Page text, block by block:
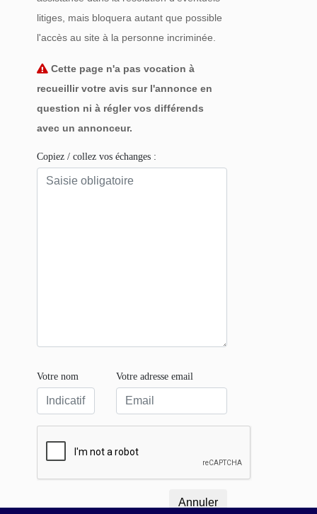
litiges, mais bloquera autant que possible
l'accès au site à la personne incriminée.
Cette page n'a pas vocation à
recueillir votre avis sur l'annonce en
question ni à régler vos différends
avec un annonceur.
Copiez / collez vos échanges :
Votre nom Votre adresse email